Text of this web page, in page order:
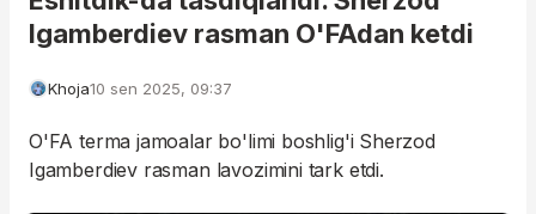
Igamberdiev rasman O'FAdan ketdi
Khoja10 sen 2025, 09:37
O'FA terma jamoalar bo'limi boshlig'i Sherzod
Igamberdiev rasman lavozimini tark etdi.